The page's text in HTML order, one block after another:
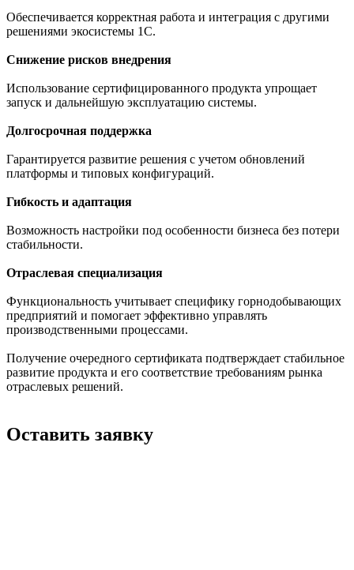
Обеспечивается корректная работа и интеграция с другими
решениями экосистемы 1С.
Снижение рисков внедрения
Использование сертифицированного продукта упрощает
запуск и дальнейшую эксплуатацию системы.
Долгосрочная поддержка
Гарантируется развитие решения с учетом обновлений
платформы и типовых конфигураций.
Гибкость и адаптация
Возможность настройки под особенности бизнеса без потери
стабильности.
Отраслевая специализация
Функциональность учитывает специфику горнодобывающих
предприятий и помогает эффективно управлять
производственными процессами.
Получение очередного сертификата подтверждает стабильное
развитие продукта и его соответствие требованиям рынка
отраслевых решений.
Оставить заявку